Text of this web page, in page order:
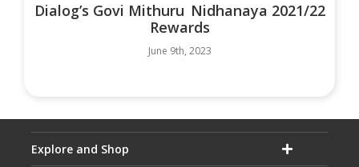
Dialog’s Govi Mithuru Nidhanaya 2021/22
Rewards
June 9th, 2023
Explore and Shop